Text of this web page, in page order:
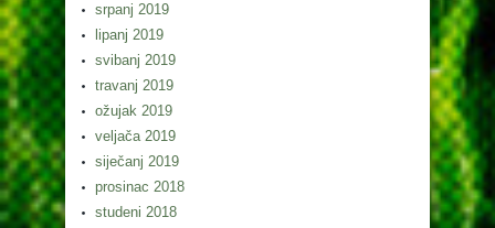
srpanj 2019
lipanj 2019
svibanj 2019
travanj 2019
ožujak 2019
veljača 2019
siječanj 2019
prosinac 2018
studeni 2018